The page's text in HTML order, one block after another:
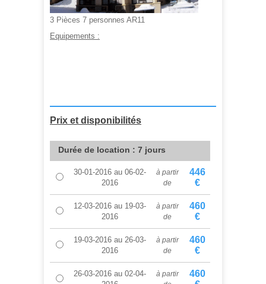
3 Pièces 7 personnes AR11
Equipements :
Prix et disponibilités
Durée de location : 7 jours
30-01-2016au 06-02-
2016
à partir
de
446
€
12-03-2016au 19-03-
2016
à partir
de
460
€
19-03-2016au 26-03-
2016
à partir
de
460
€
26-03-2016au 02-04-
à partir
460